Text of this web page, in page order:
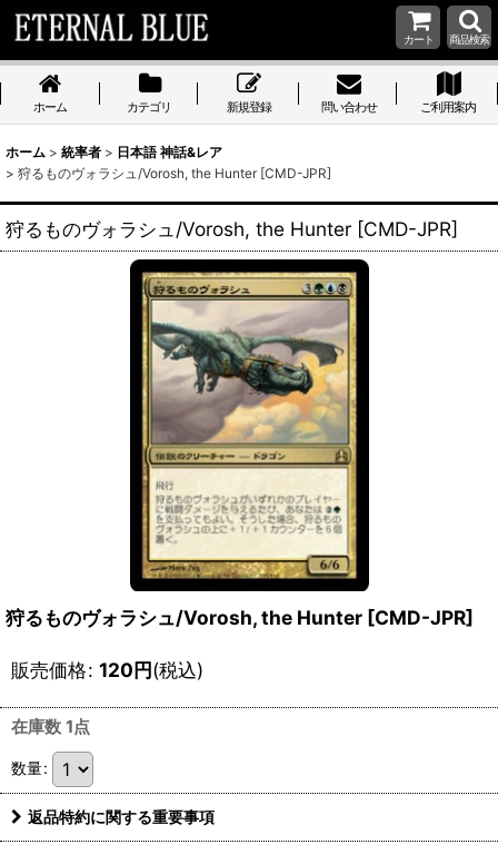
カート 商品検索
ホーム カテゴリ 新規登録 問い合わせ ご利用案内
ホーム > 統率者 > 日本語 神話&レア
> 狩るものヴォラシュ/Vorosh, the Hunter [CMD-JPR]
狩るものヴォラシュ/Vorosh, the Hunter [CMD-JPR]
狩るものヴォラシュ/Vorosh, the Hunter [CMD-JPR]
販売価格: 120円(税込)
在庫数 1点
数量:
返品特約に関する重要事項